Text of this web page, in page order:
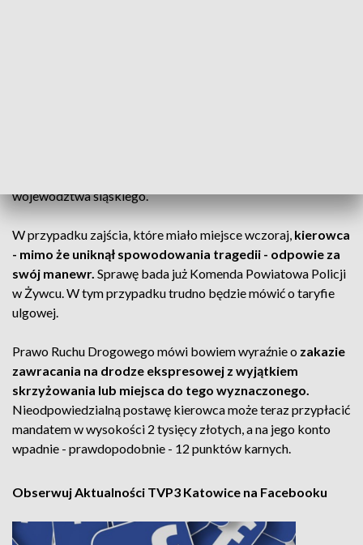
województwa śląskiego.
W przypadku zajścia, które miało miejsce wczoraj, kierowca
- mimo że uniknął spowodowania tragedii - odpowie za
swój manewr. Sprawę bada już Komenda Powiatowa Policji
w Żywcu. W tym przypadku trudno będzie mówić o taryfie
ulgowej.
Prawo Ruchu Drogowego mówi bowiem wyraźnie o zakazie
zawracania na drodze ekspresowej z wyjątkiem
skrzyżowania lub miejsca do tego wyznaczonego.
Nieodpowiedzialną postawę kierowca może teraz przypłacić
mandatem w wysokości 2 tysięcy złotych, a na jego konto
wpadnie - prawdopodobnie - 12 punktów karnych.
Obserwuj Aktualności TVP3 Katowice na Facebooku